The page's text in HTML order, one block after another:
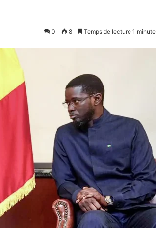
0 8 Temps de lecture 1 minute